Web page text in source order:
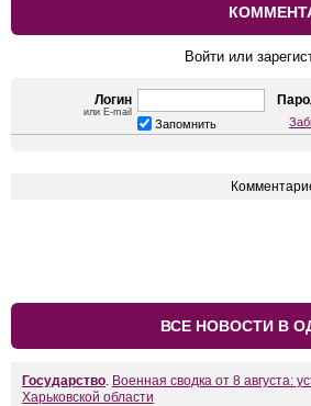
Войти или
Логин
или E-mail
Запомнить
ВСЕ НОВОСТИ В
Государство. Военная сводка от 8 августа:
Харьковской области